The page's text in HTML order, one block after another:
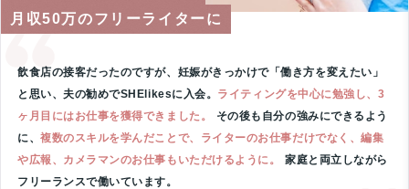
月収50万のフリーライターに
飲食店の接客だったのですが、妊娠がきっかけで「働き方を変えたい」
と思い、夫の勧めでSHElikesに入会。 ライティングを中心に勉強し、3
ヶ月目にはお仕事を獲得できました。
その後も自分の強みにできるよう
に、複数のスキルを学んだことで、ライターのお仕事だけでなく、編集
や広報、カメラマンのお仕事もいただけるように。
家庭と両立しながら
フリーランスで働いています。